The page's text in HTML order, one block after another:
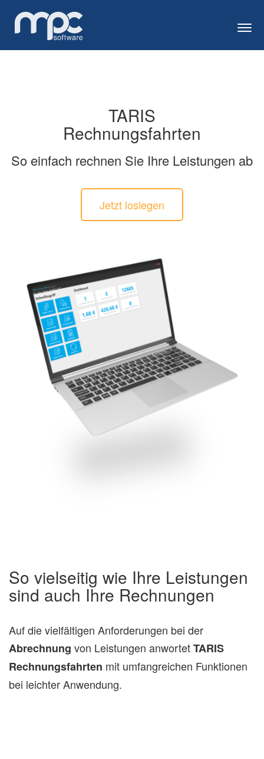
TARIS
Rechnungsfahrten
So einfach rechnen Sie Ihre Leistungen ab
Jetzt loslegen
So vielseitig wie Ihre Leistungen
sind auch Ihre Rechnungen
Auf die vielfältigen Anforderungen bei der
Abrechnung von Leistungen anwortetTARIS
Rechnungsfahrten mit umfangreichen Funktionen
bei leichter Anwendung.